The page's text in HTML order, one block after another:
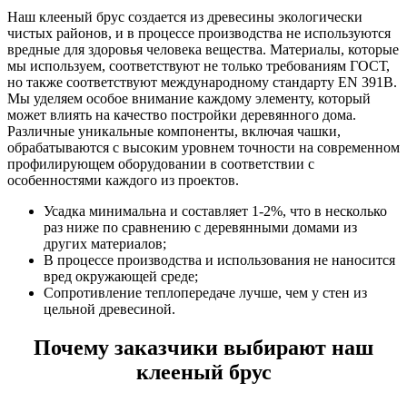
Наш клееный брус создается из древесины экологически
чистых районов, и в процессе производства не используются
вредные для здоровья человека вещества. Материалы, которые
мы используем, соответствуют не только требованиям ГОСТ,
но также соответствуют международному стандарту EN 391B.
Мы уделяем особое внимание каждому элементу, который
может влиять на качество постройки деревянного дома.
Различные уникальные компоненты, включая чашки,
обрабатываются с высоким уровнем точности на современном
профилирующем оборудовании в соответствии с
особенностями каждого из проектов.
Усадка минимальна и составляет 1-2%, что в несколько
раз ниже по сравнению с деревянными домами из
других материалов;
В процессе производства и использования не наносится
вред окружающей среде;
Сопротивление теплопередаче лучше, чем у стен из
цельной древесиной.
Почему заказчики выбирают наш
клееный брус